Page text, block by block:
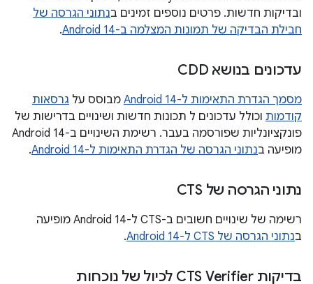
ובדיקות חדשות. פרטים נוספים זמינים בנתוני הגרסה של
חבילת הבדיקה של תמונות המצלמה ב-Android 14
.
עדכונים בנושא CDD
מסמך הגדרת התאימות ל-Android 14 מבוסס על גרסאות
קודמותוכולל עדכונים ל תכונות חדשות ושינויים בדרישות של
פונקציונליות שפורסמה בעבר. רשימת השינויים ב-Android 14
מופיעה בנתוני הגרסה של הגדרת התאימות ל-Android 14 .
נתוני הגרסה של CTS
רשימה של שינויים חשובים ב-CTS ל-Android 14 מופיעה
בנתוני הגרסה של CTS ל-Android 14 .
בדיקות CTS Verifier לכיול של נוכחות